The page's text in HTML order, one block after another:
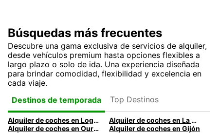
Búsquedas más frecuentes
Descubre una gama exclusiva de servicios de alquiler,
desde vehículos premium hasta opciones flexibles a
largo plazo o solo de ida. Una experiencia diseñada
para brindar comodidad, flexibilidad y excelencia en
cada viaje.
Destinos de temporada
Top Destinos
Alquiler de coches en Logroño
Alquiler de coches en La Coruña
Alquiler de coches en Ourense
Alquiler de coches en Gijón